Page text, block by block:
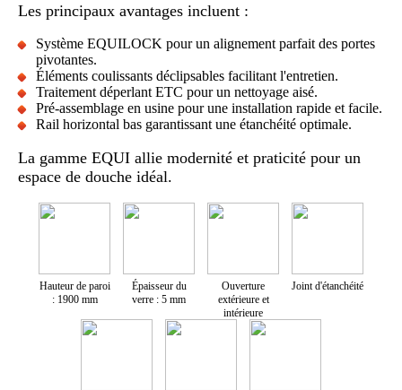
Les principaux avantages incluent :
Système EQUILOCK pour un alignement parfait des portes
pivotantes.
Éléments coulissants déclipsables facilitant l'entretien.
Traitement déperlant ETC pour un nettoyage aisé.
Pré-assemblage en usine pour une installation rapide et facile.
Rail horizontal bas garantissant une étanchéité optimale.
La gamme EQUI allie modernité et praticité pour un
espace de douche idéal.
Hauteur de paroi
: 1900 mm
Épaisseur du
verre : 5 mm
Ouverture
extérieure et
intérieure
Joint d'étanchéité